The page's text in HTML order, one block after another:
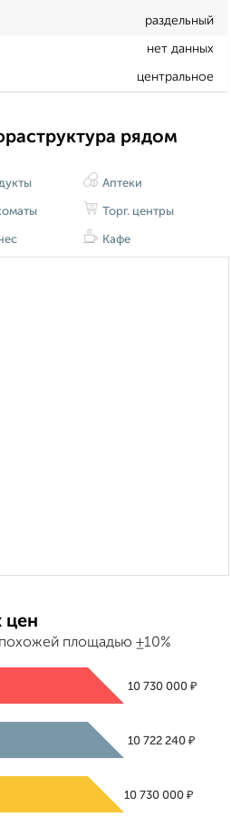
раздельный
нет данных
центральное
рядом
Аптеки
Торг. центры
Кафе
цен
площадью ±10%
10 730 000 ₽
10 722 240 ₽
10 730 000 ₽